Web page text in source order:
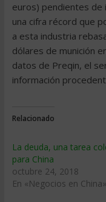
euros) pendientes de
una cifra récord que
a esta industria
dólares de munición
datos de Preqin, el
información
Relacionado
La deuda, una tarea
para China
octubre 24, 2018
En «Negocios en China»